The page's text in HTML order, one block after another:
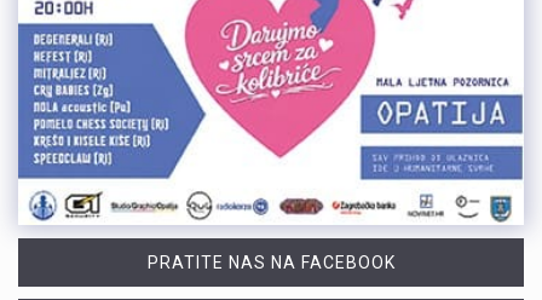
PRATITE NAS NA FACEBOOK